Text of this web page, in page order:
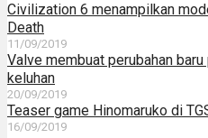
Civilization 6 menampilkan
Death
11/09/2019
Valve membuat perubahan
keluhan
20/09/2019
Teaser game Hinomaruko di
16/09/2019